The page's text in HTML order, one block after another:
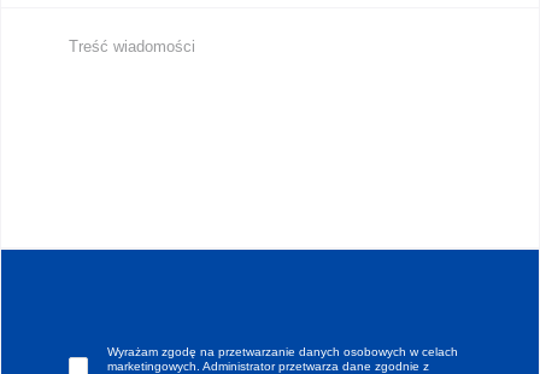
Wyrażam zgodę na przetwarzanie danych osobowych w celach
marketingowych. Administrator przetwarza dane zgodnie z